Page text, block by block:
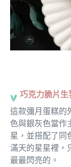
巧克力脆片生
這款彌月蛋糕的
色與銀灰色當作
星，並搭配了同
滿天的星星裡，
最最閃亮的。